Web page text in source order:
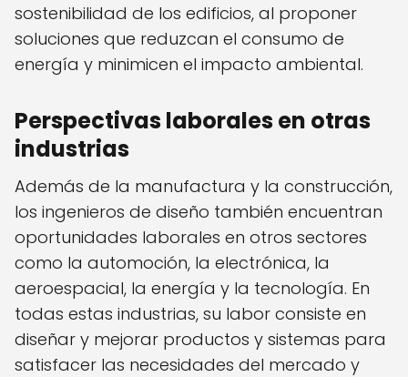
sostenibilidad de los edificios, al proponer
soluciones que reduzcan el consumo de
energía y minimicen el impacto ambiental.
Perspectivas laborales en otras
industrias
Además de la manufactura y la construcción,
los ingenieros de diseño también encuentran
oportunidades laborales en otros sectores
como la automoción, la electrónica, la
aeroespacial, la energía y la tecnología. En
todas estas industrias, su labor consiste en
diseñar y mejorar productos y sistemas para
satisfacer las necesidades del mercado y